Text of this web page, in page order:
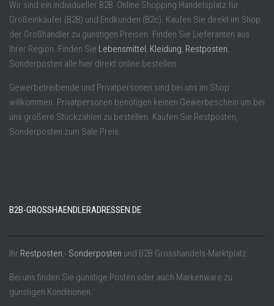
Wir sind ein individueller B2B Online Shopping Handelsplatz für
Großeinkäufer (B2B) und Endkunden (B2c). Kaufen Sie direkt im Shop
der Großhändler zu günstigen Preisen. Finden Sie Lieferanten aus
Ihrer Region. Finden Sie Lebensmittel , Kleidung, Restposten,
Sonderposten alle hier direkt online bestellen.
Gewerbetreibende und Privatpersonen sind bei uns im Shop
willkommen. Privatpersonen benötigen keinen Gewerbeschein um bei
uns größere Stückzahlen zu bestellen. Kaufen Sie Restposten,
Sonderposten zum Sale Preis.
B2B-GROSSHAENDLERADRESSEN.DE
Ihr Restposten,- Sonderposten und B2B Grosshandels-Marktplatz.
Bei uns finden Sie günstige Posten oder auch Markenware zu
günstigen Konditionen.